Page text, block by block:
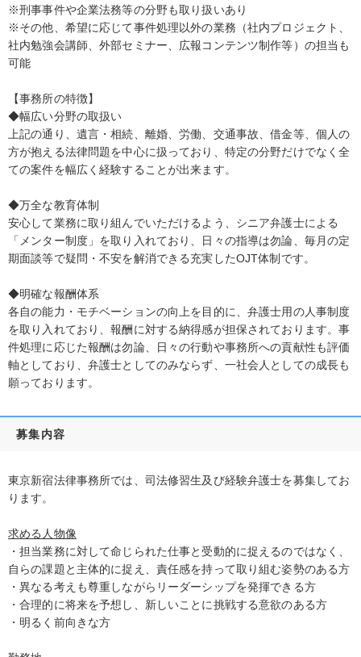
※刑事事件や企業法務等の分野も取り扱いあり
※その他、希望に応じて事件処理以外の業務（社内プロジェクト、
社内勉強会講師、外部セミナー、広報コンテンツ制作等）の担当も
可能
【事務所の特徴】
◆幅広い分野の取扱い
上記の通り、遺言・相続、離婚、労働、交通事故、借金等、個人の
方が抱える法律問題を中心に扱っており、特定の分野だけでなく全
ての案件を幅広く経験することが出来ます。
◆万全な教育体制
安心して業務に取り組んでいただけるよう、シニア弁護士による
「メンター制度」を取り入れており、日々の指導は勿論、毎月の定
期面談等で疑問・不安を解消できる充実したOJT体制です。
◆明確な報酬体系
各自の能力・モチベーションの向上を目的に、弁護士用の人事制度
を取り入れており、報酬に対する納得感が担保されております。事
件処理に応じた報酬は勿論、日々の行動や事務所への貢献性も評価
軸としており、弁護士としてのみならず、一社会人としての成長も
願っております。
募集内容
東京新宿法律事務所では、司法修習生及び経験弁護士を募集してお
ります。
求める人物像
・担当業務に対して命じられた仕事と受動的に捉えるのではなく、
自らの課題と主体的に捉え、責任感を持って取り組む姿勢のある方
・異なる考えも尊重しながらリーダーシップを発揮できる方
・合理的に将来を予想し、新しいことに挑戦する意欲のある方
・明るく前向きな方